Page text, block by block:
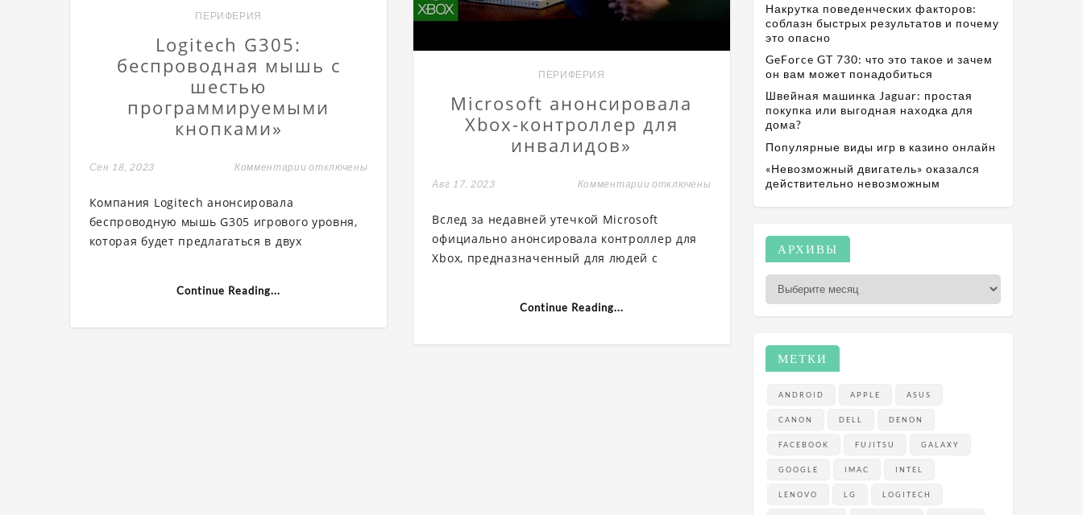
ПЕРИФЕРИЯ
Logitech G305:
беспроводная мышь с
шестью
программируемыми
кнопками»
Сен 18, 2023 Комментарии к
мышь
отключены
Компания Logitech анонсировала
беспроводную мышь G305 игрового уровня,
которая будет предлагаться в двух
Continue Reading...
ПЕРИФЕРИЯ
Microsoft анонсировала
Xbox-контроллер для
инвалидов»
Авг 17, 2023 Комментарии к
анонсировала
контроллер
для
отключены
Вслед за недавней утечкой Microsoft
официально анонсировала контроллер для
Xbox, предназначенный для людей с
Continue Reading...
Накрутка поведенческих факторов:
соблазн быстрых результатов и почему
это опасно
GeForce GT 730: что это такое и зачем
он вам может понадобиться
Швейная машинка Jaguar: простая
покупка или выгодная находка для
дома?
Популярные виды игр в казино онлайн
«Невозможный двигатель» оказался
действительно невозможным
АРХИВЫ
в
МЕТКИ
ANDROID APPLE ASUS
CANON DELL DENON
FACEBOOK FUJITSU GALAXY
GOOGLE IMAC INTEL
LENOVO LG LOGITECH